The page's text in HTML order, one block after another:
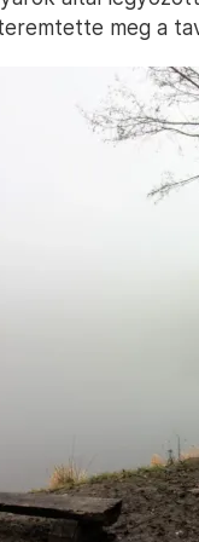
meg a